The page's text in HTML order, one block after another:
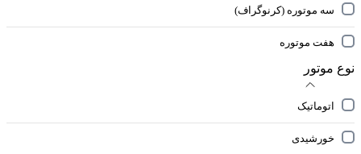
سه موتوره (کرنوگراف)
هفت موتوره
نوع موتور
اتوماتیک
خورشیدی